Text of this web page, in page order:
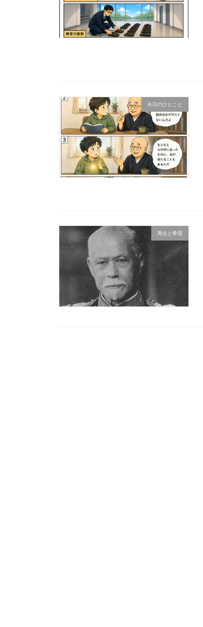
今日のひとこと
再生と希望